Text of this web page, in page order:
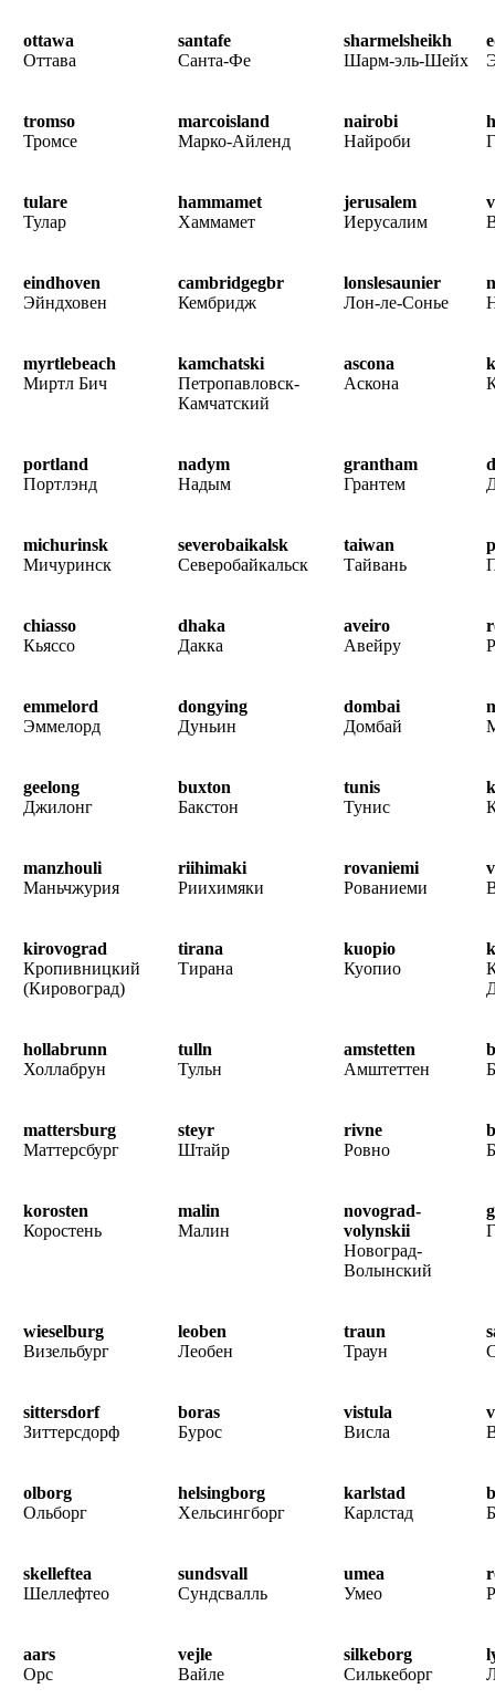
ottawa
Оттава
santafe
Санта-Фе
sharmelsheikh
Шарм-эль-Шейх
tromso
Тромсе
marcoisland
Марко-Айленд
nairobi
Найроби
tulare
Тулар
hammamet
Хаммамет
jerusalem
Иерусалим
eindhoven
Эйндховен
cambridgegbr
Кембридж
lonslesaunier
Лон-ле-Сонье
myrtlebeach
Миртл Бич
kamchatski
Петропавловск-
Камчатский
ascona
Аскона
portland
Портлэнд
nadym
Надым
grantham
Грантем
michurinsk
Мичуринск
severobaikalsk
Северобайкальск
taiwan
Тайвань
chiasso
Кьяссо
dhaka
Дакка
aveiro
Авейру
emmelord
Эммелорд
dongying
Дуньин
dombai
Домбай
geelong
Джилонг
buxton
Бакстон
tunis
Тунис
manzhouli
Маньчжурия
riihimaki
Риихимяки
rovaniemi
Рованиеми
kirovograd
Кропивницкий
(Кировоград)
tirana
Тирана
kuopio
Куопио
hollabrunn
Холлабрун
tulln
Тульн
amstetten
Амштеттен
mattersburg
Маттерсбург
steyr
Штайр
rivne
Ровно
korosten
Коростень
malin
Малин
novograd-
volynskii
Новоград-
Волынский
wieselburg
Визельбург
leoben
Леобен
traun
Траун
sittersdorf
Зиттерсдорф
boras
Бурос
vistula
Висла
olborg
Ольборг
helsingborg
Хельсингборг
karlstad
Карлстад
skelleftea
Шеллефтео
sundsvall
Сундсвалль
umea
Умео
aars
Орс
vejle
Вайле
silkeborg
Силькеборг